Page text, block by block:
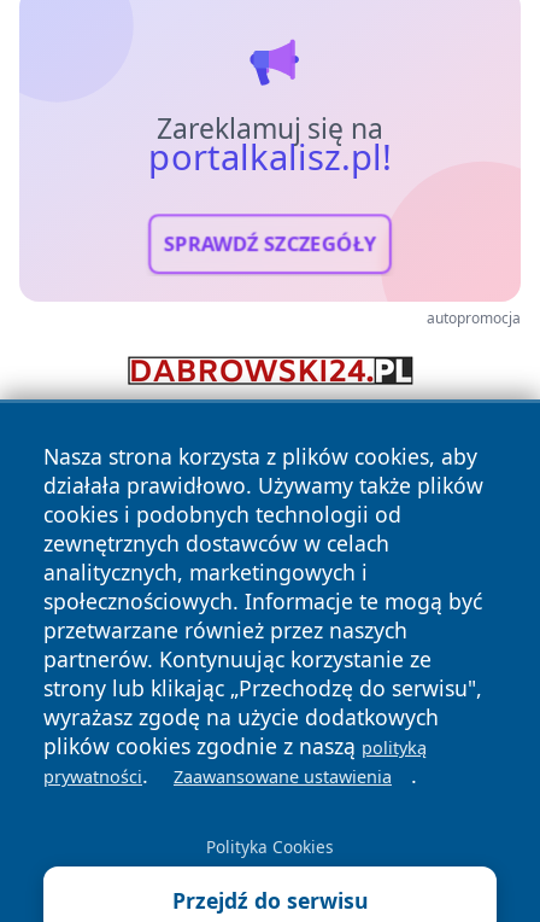
Zareklamuj się na
portalkalisz.pl!
SPRAWDŹ SZCZEGÓŁY
autopromocja
Nasza strona korzysta z plików cookies, aby
działała prawidłowo. Używamy także plików
cookies i podobnych technologii od
zewnętrznych dostawców w celach
analitycznych, marketingowych i
społecznościowych. Informacje te mogą być
przetwarzane również przez naszych
partnerów. Kontynuując korzystanie ze
strony lub klikając „Przechodzę do serwisu",
wyrażasz zgodę na użycie dodatkowych
plików cookies zgodnie z naszą polityką
prywatności. Zaawansowane ustawienia .
Polityka Cookies
Przejdź do serwisu
Copyright © 2026 portalkalisz.pl Wszystkie prawa
zastrzeżone.
Autorzy
Polityka
Prywatności
Polityka
Cookies